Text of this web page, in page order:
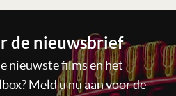
de nieuwsbrief
nieuwste films en het
Meld u nu aan voor de